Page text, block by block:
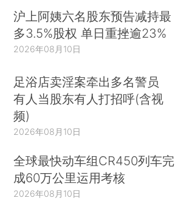
沪上阿姨六名股东预告减持最
多3.5%股权 单日重挫逾23%
2026年08月10日
足浴店卖淫案牵出多名警员
有人当股东有人打招呼(含视
频)
2026年08月10日
全球最快动车组CR450列车完
成60万公里运用考核
2026年08月10日